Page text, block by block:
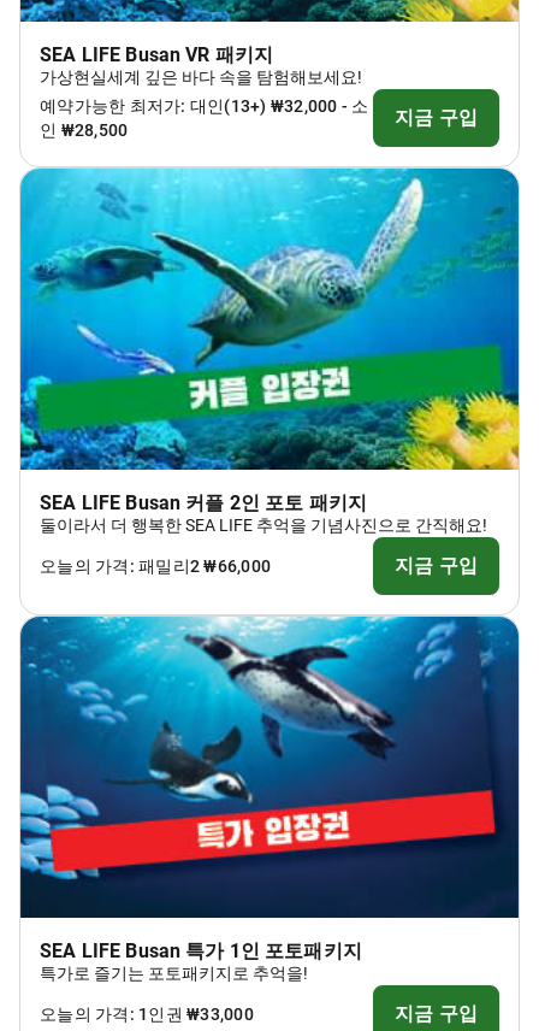
SEA LIFE Busan VR 패키지
가상현실세계 깊은 바다 속을 탐험해보세요!
예약가능한 최저가: 대인(13+) ₩32,000 - 소
인 ₩28,500
지금 구입
SEA LIFE Busan 커플 2인 포토 패키지
둘이라서 더 행복한 SEA LIFE 추억을 기념사진으로 간직해요!
오늘의 가격: 패밀리2 ₩66,000 지금 구입
SEA LIFE Busan 특가 1인 포토패키지
특가로 즐기는 포토패키지로 추억을!
오늘의 가격: 1인권 ₩33,000 지금 구입